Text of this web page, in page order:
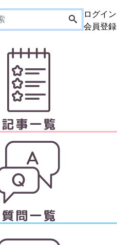
ログイン
会員登録